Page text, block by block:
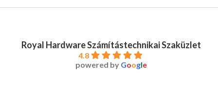
Royal Hardware Számítástechnikai Szaküzlet
4.8
powered by Google